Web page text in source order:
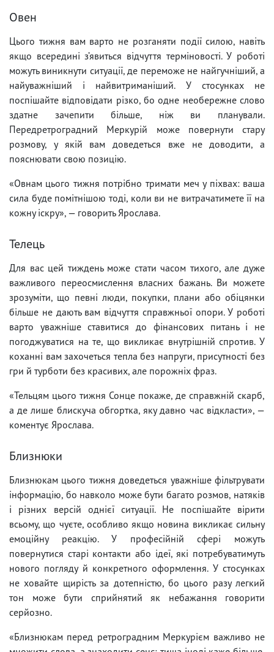
Овен
Цього тижня вам варто не розганяти події силою, навіть
якщо всередині з’явиться відчуття терміновості. У роботі
можуть виникнути ситуації, де переможе не найгучніший, а
найуважніший і найвитриманіший. У стосунках не
поспішайте відповідати різко, бо одне необережне слово
здатне зачепити більше, ніж ви планували.
Передретроградний Меркурій може повернути стару
розмову, у якій вам доведеться вже не доводити, а
пояснювати свою позицію.
«Овнам цього тижня потрібно тримати меч у піхвах: ваша
сила буде помітнішою тоді, коли ви не витрачатимете її на
кожну іскру», — говорить Ярослава.
Телець
Для вас цей тиждень може стати часом тихого, але дуже
важливого переосмислення власних бажань. Ви можете
зрозуміти, що певні люди, покупки, плани або обіцянки
більше не дають вам відчуття справжньої опори. У роботі
варто уважніше ставитися до фінансових питань і не
погоджуватися на те, що викликає внутрішній спротив. У
коханні вам захочеться тепла без напруги, присутності без
гри й турботи без красивих, але порожніх фраз.
«Тельцям цього тижня Сонце покаже, де справжній скарб,
а де лише блискуча обгортка, яку давно час відкласти», —
коментує Ярослава.
Близнюки
Близнюкам цього тижня доведеться уважніше фільтрувати
інформацію, бо навколо може бути багато розмов, натяків
і різних версій однієї ситуації. Не поспішайте вірити
всьому, що чуєте, особливо якщо новина викликає сильну
емоційну реакцію. У професійній сфері можуть
повернутися старі контакти або ідеї, які потребуватимуть
нового погляду й конкретного оформлення. У стосунках
не ховайте щирість за дотепністю, бо цього разу легкий
тон може бути сприйнятий як небажання говорити
серйозно.
«Близнюкам перед ретроградним Меркурієм важливо не